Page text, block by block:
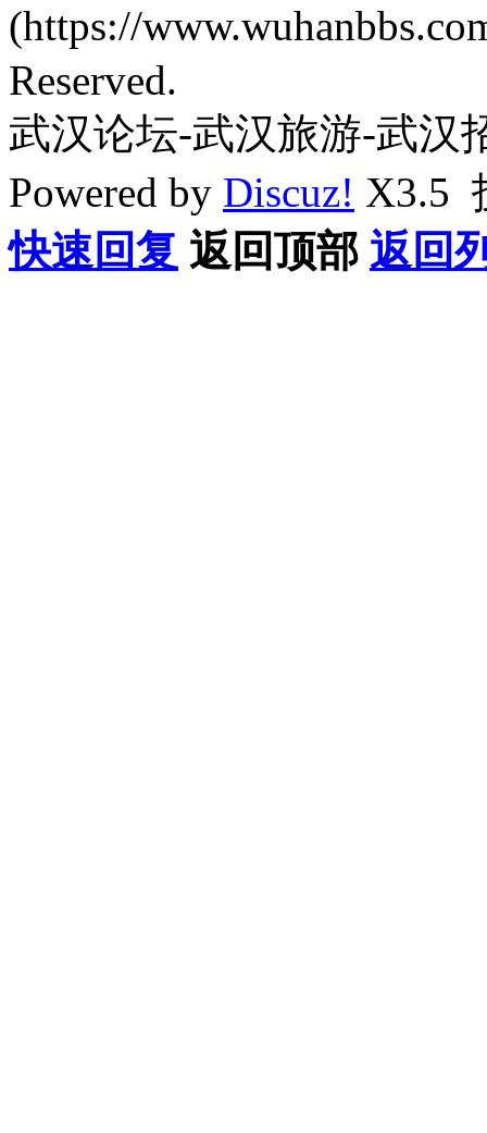
(https://
Reserved.
武汉论坛-武汉旅游-武汉
Powered by Discuz! X3.5
快速回复 返回顶部 返回